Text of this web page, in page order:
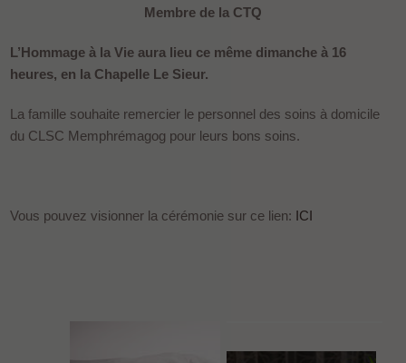
Membre de la CTQ
L’Hommage à la Vie aura lieu ce même dimanche à 16
heures, en la Chapelle Le Sieur.
La famille souhaite remercier le personnel des soins à domicile
du CLSC Memphrémagog pour leurs bons soins.
Vous pouvez visionner la cérémonie sur ce lien: ICI